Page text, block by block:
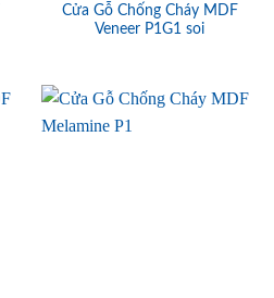
Cửa Gỗ Chống Cháy MDF
Veneer P1G1 soi